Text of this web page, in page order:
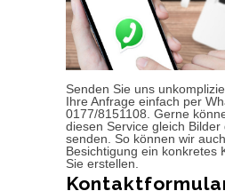
Senden Sie uns
Ihre Anfrage einfach per
0177/8151108. Gerne
diesen Service gleich
senden. So können wir
Besichtigung ein konkretes
Sie erstellen.